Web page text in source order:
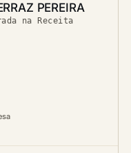
PEREIRA
na Receita